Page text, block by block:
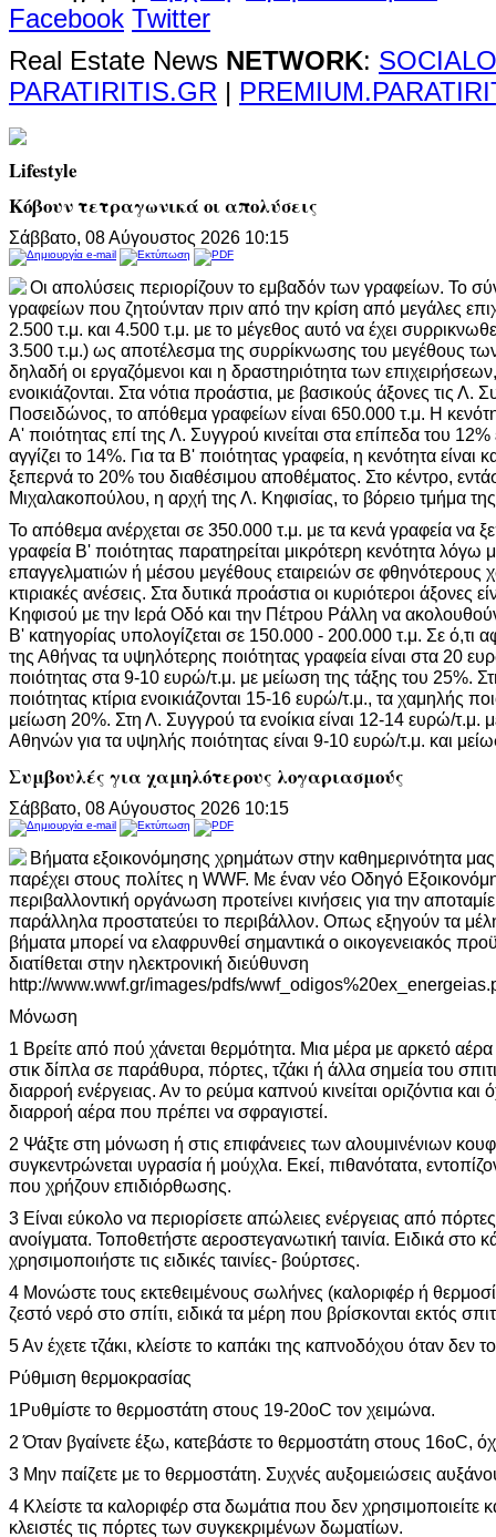
Facebook Twitter
Real Estate News NETWORK:
PARATIRITIS.GR |
Lifestyle
Κόβουν τετραγωνικά οι απολύσεις
Σάββατο, 08 Αύγουστος 2026 10:15
Οι απολύσεις περιορίζουν το εμβαδόν των γραφείων. Το
γραφείων που ζητούνταν πριν από την κρίση από μεγάλες
2.500 τ.μ. και 4.500 τ.μ. με το μέγεθος αυτό να έχει
3.500 τ.μ.) ως αποτέλεσμα της συρρίκνωσης του μεγέθους
δηλαδή οι εργαζόμενοι και η δραστηριότητα των
ενοικιάζονται. Στα νότια προάστια, με βασικούς άξονες τις Λ.
Ποσειδώνος, το απόθεμα γραφείων είναι 650.000 τ.μ. Η
Α' ποιότητας επί της Λ. Συγγρού κινείται στα επίπεδα του
αγγίζει το 14%. Για τα Β' ποιότητας γραφεία, η κενότητα είναι
ξεπερνά το 20% του διαθέσιμου αποθέματος. Στο κέντρο,
Μιχαλακοπούλου, η αρχή της Λ. Κηφισίας, το βόρειο τμήμα
Το απόθεμα ανέρχεται σε 350.000 τ.μ. με τα κενά γραφεία να
γραφεία Β' ποιότητας παρατηρείται μικρότερη κενότητα
επαγγελματιών ή μέσου μεγέθους εταιρειών σε φθηνότερους
κτιριακές ανέσεις. Στα δυτικά προάστια οι κυριότεροι άξονες
Κηφισού με την Ιερά Οδό και την Πέτρου Ράλλη να
Β' κατηγορίας υπολογίζεται σε 150.000 - 200.000 τ.μ. Σε ό,τι
της Αθήνας τα υψηλότερης ποιότητας γραφεία είναι στα 20
ποιότητας στα 9-10 ευρώ/τ.μ. με μείωση της τάξης του 25%.
ποιότητας κτίρια ενοικιάζονται 15-16 ευρώ/τ.μ., τα χαμηλής
μείωση 20%. Στη Λ. Συγγρού τα ενοίκια είναι 12-14 ευρώ/
Αθηνών για τα υψηλής ποιότητας είναι 9-10 ευρώ/τ.μ. και
Συμβουλές για χαμηλότερους λογαριασμούς
Σάββατο, 08 Αύγουστος 2026 10:15
Βήματα εξοικονόμησης χρημάτων στην καθημερινότητα
παρέχει στους πολίτες η WWF. Με έναν νέο Οδηγό
περιβαλλοντική οργάνωση προτείνει κινήσεις για την
παράλληλα προστατεύει το περιβάλλον. Οπως εξηγούν τα
βήματα μπορεί να ελαφρυνθεί σημαντικά ο οικογενειακός
διατίθεται στην ηλεκτρονική διεύθυνση
http://www.wwf.gr/images/pdfs/
Μόνωση
1 Βρείτε από πού χάνεται θερμότητα. Μια μέρα με αρκετό
στικ δίπλα σε παράθυρα, πόρτες, τζάκι ή άλλα σημεία του
διαρροή ενέργειας. Αν το ρεύμα καπνού κινείται οριζόντια και
διαρροή αέρα που πρέπει να σφραγιστεί.
2 Ψάξτε στη μόνωση ή στις επιφάνειες των αλουμινένιων
συγκεντρώνεται υγρασία ή μούχλα. Εκεί, πιθανότατα,
που χρήζουν επιδιόρθωσης.
3 Είναι εύκολο να περιορίσετε απώλειες ενέργειας από
ανοίγματα. Τοποθετήστε αεροστεγανωτική ταινία. Ειδικά στο
χρησιμοποιήστε τις ειδικές ταινίες- βούρτσες.
4 Μονώστε τους εκτεθειμένους σωλήνες (καλοριφέρ ή
ζεστό νερό στο σπίτι, ειδικά τα μέρη που βρίσκονται εκτός
5 Αν έχετε τζάκι, κλείστε το καπάκι της καπνοδόχου όταν δεν
Ρύθμιση θερμοκρασίας
1Ρυθμίστε το θερμοστάτη στους 19-20οC τον χειμώνα.
2 Όταν βγαίνετε έξω, κατεβάστε το θερμοστάτη στους 16οC,
3 Μην παίζετε με το θερμοστάτη. Συχνές αυξομειώσεις
4 Κλείστε τα καλοριφέρ στα δωμάτια που δεν χρησιμοποιείτε
κλειστές τις πόρτες των συγκεκριμένων δωματίων.